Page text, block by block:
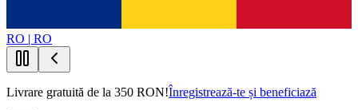
RO | RO
Livrare gratuită de la 350 RON!Înregistrează-te și beneficiază